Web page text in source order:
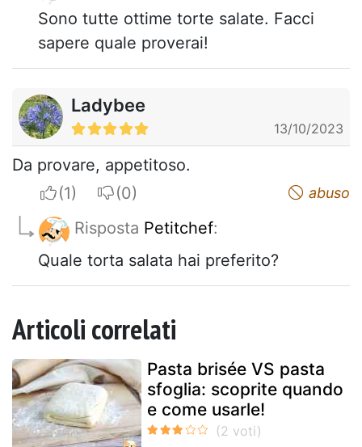
Sono tutte ottime torte salate. Facci
sapere quale proverai!
Ladybee
13/10/2023
Da provare, appetitoso.
I apreciateI do not appreciate abuso
Risposta Petitchef:
Quale torta salata hai preferito?
Articoli correlati
Pasta brisée VS pasta
sfoglia: scoprite quando
e come usarle!